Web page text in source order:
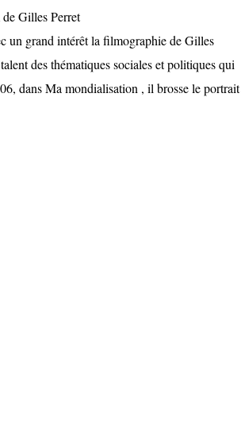
un grand intérêt la filmographie de Gilles
des thématiques sociales et politiques qui
dans Ma mondialisation , il brosse le portrait